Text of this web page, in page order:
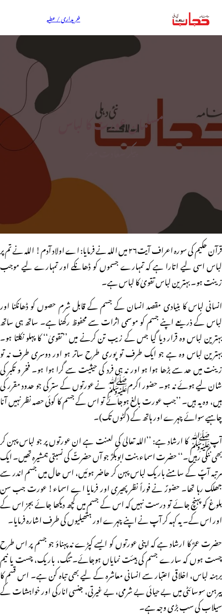
خریداری / عطیہ
مسلمان عورت کا لباس
پیکر سعادت معز
قرآن حکیم کی سورہ اعراف آیت۲۶ میں اللہ نے فرمایا: اے اولاد آدم! اللہ نے تم پر
لباس اسی لیے اتارا ہے کہ تمہارے جسموں کو ڈھانکے اور تمہارے لیے موجب
زینت ہو۔ بہترین لباس تقویٰ کا لباس ہے۔
انسانی لباس کا بنیادی مقصد انسان کے جسم کے قابل شرم حصوں کو ڈھانکنا اور
لباس کے ذریعے اپنے جسم کو موسمی اثرات سے محفوظ رکھنا ہے۔ ساتھ ہی ساتھ
بہترین لباس وہ قرار دیا گیا جس کے زیب تن کرنے میں ’’تقویٰ‘‘ کا پہلو نکلتا ہو۔
بہترین لباس وہ ہے جو ایک طرف تو پوری طرح ساتر ہو اور دوسری طرف نہ تو
زینت میں حد سے بڑھا ہوا ہو اور نہ ہی فرد کی حیثیت سے گرا ہوا ہو۔ فخر و تکبر کی
شان لیے ہوئے نہ ہو۔ حضور اکرمﷺ نے عورتوں کے ستر کی جو حدود مقرر کی
ہیں، وہ یہ ہیں۔ ’’جب عورت بالغ ہوجائے تو اس کے جسم کا کوئی حصہ نظر نہیں آنا
چاہیے سوائے چہرے اور ہاتھ کے (گٹوں تک)۔
آپﷺ کا ارشاد ہے: ’’اللہ تعالیٰ کی لعنت ہے ان عورتوں پر جو لباس پہن کر
بھی ننگی رہیں۔‘‘ حضرت اسماء بنت ابوبکرؓ جو آں حضرتؐ کی نسبتی ہمشیرہ تھیں۔ ایک
مرتبہ آپؐ کے سامنے باریک لباس پہن کر حاضر ہوئیں، اس حال میں جسم اندر سے
جھلک رہا تھا۔ حضورؐ نے فوراً نظر پھیری اور فرمایا اے اسماء! عورت جب سن
بلوغ کو پہنچ جائے تو درست نہیں کہ اس کے جسم میں کچھ دیکھا جائے بجز اس کے
اور اس کے۔ یہ کہہ کر آپ نے اپنے چہرے اور ہتھیلیوں کی طرف اشارہ فرمایا۔
حضرت عمرؓ کا ارشاد ہے کہ اپنی عورتوں کو ایسے کپڑے نہ پہناؤ جو جسم پر اس طرح
چست ہوں کہ سارے جسم کی ہیئت نمایاں ہوجائے۔ تنگ، باریک، چست یا نیم
برہنہ لباس، اخلاقی اعتبار سے انسانی معاشرہ کے لیے بھی تباہ کن ہے۔ اس قسم کا
پیرہن سوسائٹی میں بے حیائی بے شرمی، بے غیرتی، جنسی انارکی اور خواہشات کے
سیلاب کی سب بڑی وجہ ہے۔